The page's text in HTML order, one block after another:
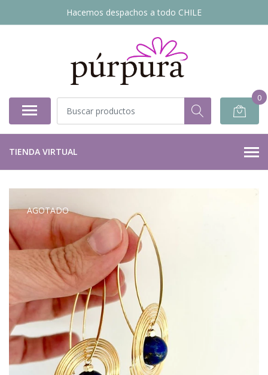
Hacemos despachos a todo CHILE
0
TIENDA VIRTUAL
AGOTADO